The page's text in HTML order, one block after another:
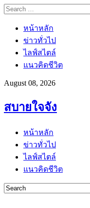
Search
for:
หน้าหลัก
ข่าวทั่วไป
ไลฟ์สไตล์
แนวคิดชีวิต
August 08, 2026
สบายใจจัง
หน้าหลัก
ข่าวทั่วไป
ไลฟ์สไตล์
แนวคิดชีวิต